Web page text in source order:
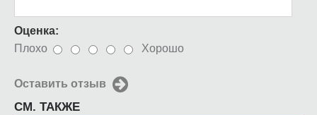
Оценка:
Плохо
Хорошо
Оставить отзыв
СМ. ТАКЖЕ